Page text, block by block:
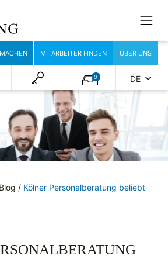
MITARBEITER FINDEN ÜBER UNS
0 DE
/ Kölner Personalberatung beliebt